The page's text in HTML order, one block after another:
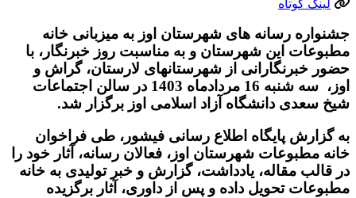
لینک کوتاه
جشنواره رسانه های شهرستان اوز به میزبانی خانه
مطبوعات این شهرستان و به مناسبت روز خبرنگار، با
حضور خبرنگارانی از شهرستانهای لارستان، گراش و
اوز، سه شنبه 16 مردادماه 1403 در سالن اجتماعات
شیخ سعدی دانشگاه آزاد اسلامی اوز برگزار شد.
به گزارش پایگاه اطلاع رسانی فیشور، طی فراخوان
خانه مطبوعات شهرستان اوز، فعالان رسانه، آثار خود را
در قالب مقاله، یادداشت، گزارش و خبر تولیدی به خانه
مطبوعات تحویل داده و پس از داوری، آثار برگزیده